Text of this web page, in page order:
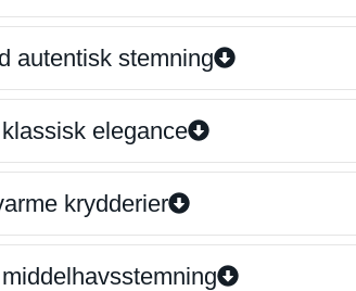
autentisk stemning
elegance
krydderier